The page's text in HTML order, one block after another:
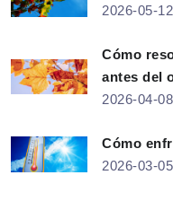
2026-05-12
Cómo
antes del
2026-04-08
Cómo
2026-03-05